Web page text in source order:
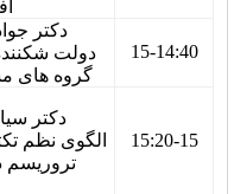
بستر پیدایش
مسلح غیر دولتی
to
تکثیری و موج پنجم
the
in